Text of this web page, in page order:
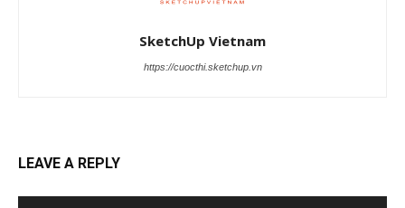
SketchUp Vietnam
https://cuocthi.sketchup.vn
LEAVE A REPLY